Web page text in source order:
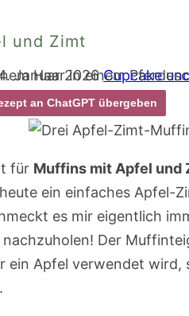
und Zimt
Januar 2026 Cupcake
an ChatGPT übergeben
für Muffins mit Apfel und
ein einfa­ches Apfel-
es mir e­igentlich
De­r
ein Apfel verw­endet